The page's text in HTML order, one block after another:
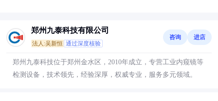
郑州九泰科技有限公司
法人:吴新恒 通过深度核验
咨询 进店
郑州九泰科技位于郑州金水区，2010年成立，专营工业内窥镜等
检测设备，技术领先，经验深厚，权威专业，服务多元领域。